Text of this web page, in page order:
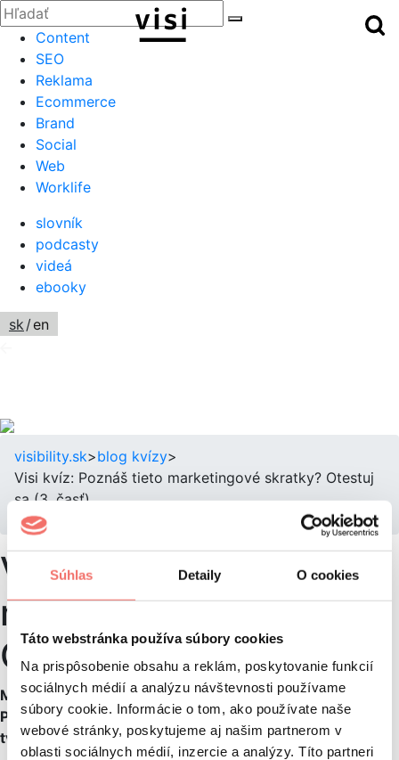
Súhlas Detaily O cookies
Táto webstránka používa súbory cookies
Na prispôsobenie obsahu a reklám, poskytovanie funkcií
sociálnych médií a analýzu návštevnosti používame
súbory cookie. Informácie o tom, ako používate naše
webové stránky, poskytujeme aj našim partnerom v
oblasti sociálnych médií, inzercie a analýzy. Títo partneri
Zatvoriť
Hľadať:
Menu
Content
SEO
Reklama
Ecommerce
Brand
Social
Web
Worklife
slovník
podcasty
videá
ebooky
sk/en
visibility.sk>blog kvízy>
Visi kvíz: Poznáš tieto marketingové skratky? Otestuj
sa (3. časť)
Visi kvíz: Poznáš tieto
marketingové skratky?
Otestuj sa (3. časť)
Myslíš si, že si doma vo svete online marketingu?
Pripravili sme pre teba 10 otázok, ktoré preveria
tvoje znalosti. Poznáš tieto skratky a značky?